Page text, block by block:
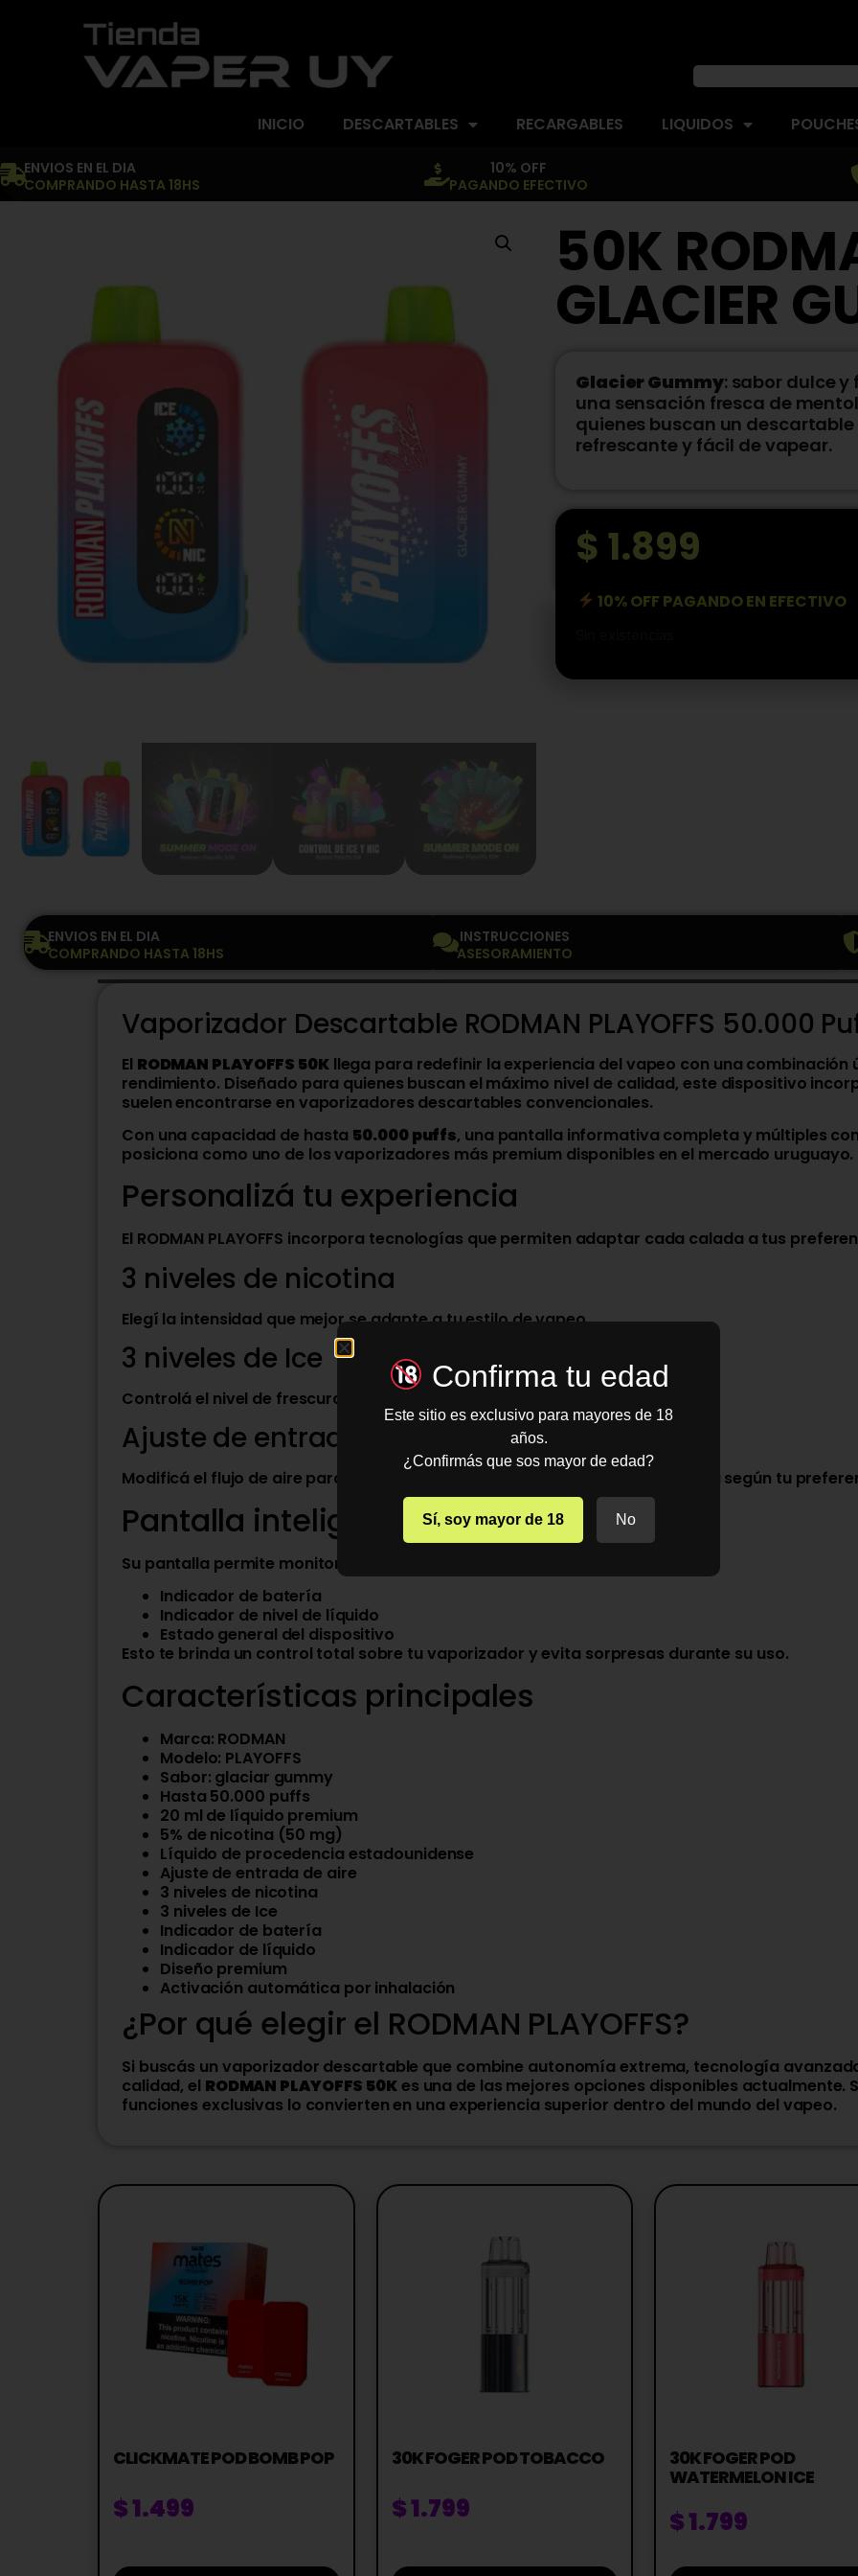
INICIO DESCARTABLES RECARGABLES LIQUIDOS
ENVIOS EN EL DIA
COMPRANDO HASTA 18HS
10% OFF
PAGANDO EFECTIVO
50K
GLACIER
Glacier Gummy: sabor dulce
una sensación fresca de
quienes buscan un
refrescante y fácil de vapear.
$ 1.899
10% OFF PAGANDO EN EFECTIVO
ENVIOS EN EL DIA
COMPRANDO HASTA 18HS
INSTRUCCIONES
ASESORAMIENTO
Vaporizador Descartable RODMAN PLAYOFFS 50.000
El RODMAN PLAYOFFS 50Kllega para redefinir la experiencia del vapeo con una
rendimiento. Diseñado para quienes buscan el máximo nivel de calidad, este dispositivo
suelen encontrarse en vaporizadores descartables convencionales.
Con una capacidad de hasta 50.000 puffs, una pantalla informativa completa y múltiples
posiciona como uno de los vaporizadores más premium disponibles en el mercado uruguayo.
Personalizá tu experiencia
El RODMAN PLAYOFFS incorpora tecnologías que permiten adaptar cada calada a tus
3 niveles de nicotina
Elegí la intensidad que mejor se adapte a tu estilo de vapeo.
3 niveles de Ice
Controlá el nivel de frescura para una experiencia más suave o más intensa.
Ajuste de entrada de aire
Modificá el flujo de aire para obtener una calada más cerrada o más abierta según tu
Pantalla inteligente integrada
Su pantalla permite monitorear en tiempo real:
Indicador de batería
Indicador de nivel de líquido
Estado general del dispositivo
Esto te brinda un control total sobre tu vaporizador y evita sorpresas durante su uso.
Características principales
Marca: RODMAN
Modelo: PLAYOFFS
Sabor: glaciar gummy
Hasta 50.000 puffs
20 ml de líquido premium
5% de nicotina (50 mg)
Líquido de procedencia estadounidense
Ajuste de entrada de aire
3 niveles de nicotina
3 niveles de Ice
Indicador de batería
Indicador de líquido
Diseño premium
Activación automática por inhalación
¿Por qué elegir el RODMAN PLAYOFFS?
Si buscás un vaporizador descartable que combine autonomía extrema, tecnología
calidad, el RODMAN PLAYOFFS 50Kes una de las mejores opciones disponibles actualmente.
funciones exclusivas lo convierten en una experiencia superior dentro del mundo del vapeo.
CLICKMATE POD BOMB POP
$1.499
30K FOGER POD TOBACCO
$1.799
30K FOGER POD
WATERMELON ICE
$1.799
Confirma tu edad
Este sitio es exclusivo para mayores de 18
años.
¿Confirmás que sos mayor de edad?
Sí, soy mayor de 18 No